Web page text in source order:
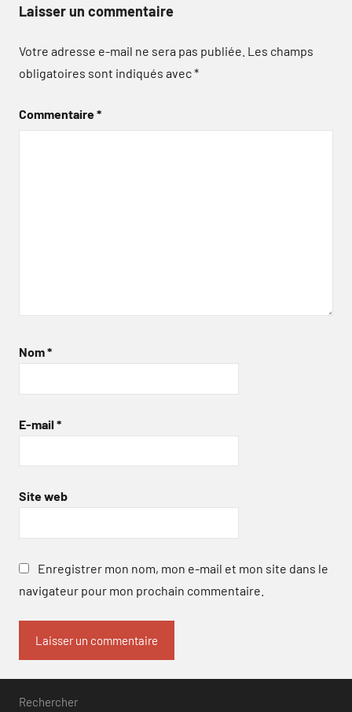
Laisser un commentaire
Votre adresse e-mail ne sera pas publiée. Les champs
obligatoires sont indiqués avec*
Commentaire*
Nom*
E-mail *
Site web
Enregistrer mon nom, mon e-mail et mon site dans le
navigateur pour mon prochain commentaire.
Rechercher